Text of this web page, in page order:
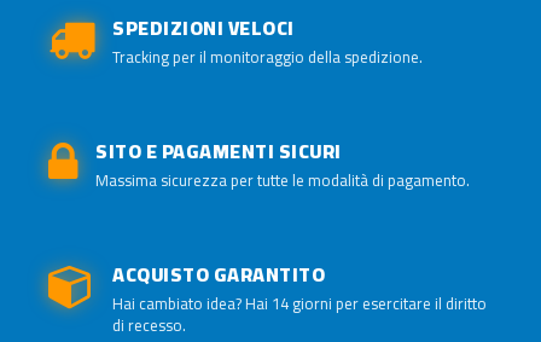
SPEDIZIONI VELOCI
Tracking per il monitoraggio della spedizione.
SITO E PAGAMENTI SICURI
Massima sicurezza per tutte le modalità di pagamento.
ACQUISTO GARANTITO
Hai cambiato idea? Hai 14 giorni per esercitare il diritto
di recesso.